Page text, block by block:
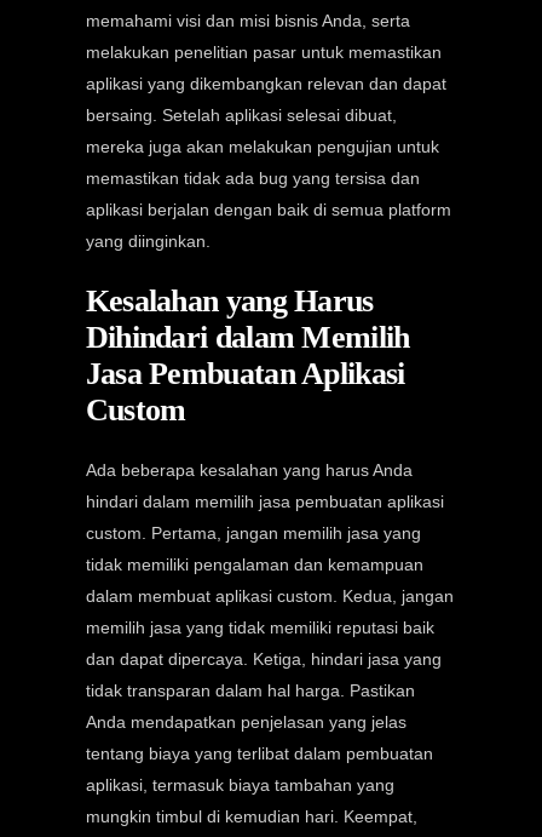
memahami visi dan misi bisnis Anda, serta
melakukan penelitian pasar untuk memastikan
aplikasi yang dikembangkan relevan dan dapat
bersaing. Setelah aplikasi selesai dibuat,
mereka juga akan melakukan pengujian untuk
memastikan tidak ada bug yang tersisa dan
aplikasi berjalan dengan baik di semua platform
yang diinginkan.
Kesalahan yang Harus
Dihindari dalam Memilih
Jasa Pembuatan Aplikasi
Custom
Ada beberapa kesalahan yang harus Anda
hindari dalam memilih jasa pembuatan aplikasi
custom. Pertama, jangan memilih jasa yang
tidak memiliki pengalaman dan kemampuan
dalam membuat aplikasi custom. Kedua, jangan
memilih jasa yang tidak memiliki reputasi baik
dan dapat dipercaya. Ketiga, hindari jasa yang
tidak transparan dalam hal harga. Pastikan
Anda mendapatkan penjelasan yang jelas
tentang biaya yang terlibat dalam pembuatan
aplikasi, termasuk biaya tambahan yang
mungkin timbul di kemudian hari. Keempat,